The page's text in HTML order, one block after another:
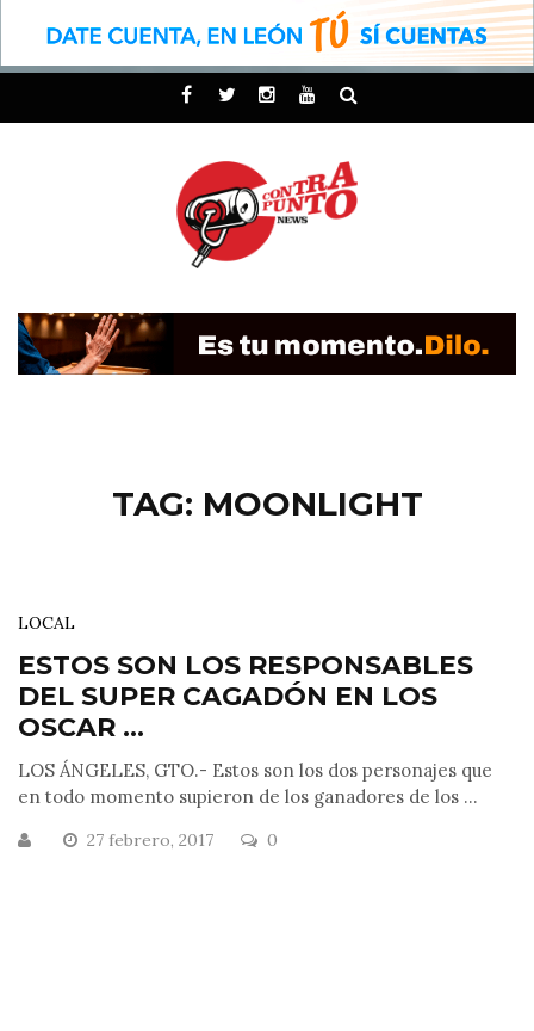
TAG: MOONLIGHT
LOCAL
ESTOS SON LOS RESPONSABLES
DEL SUPER CAGADÓN EN LOS
OSCAR ...
LOS ÁNGELES, GTO.- Estos son los dos personajes que
en todo momento supieron de los ganadores de los ...
27 febrero, 2017 0